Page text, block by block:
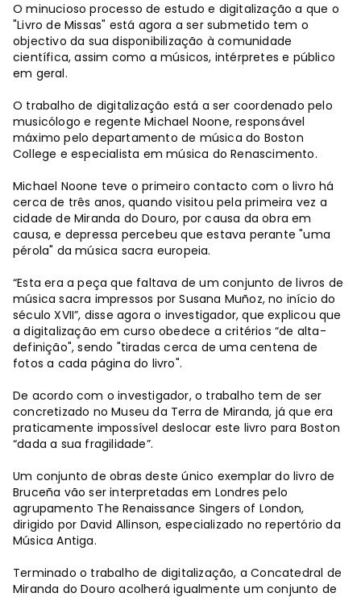
O minucioso processo de estudo e digitalização a que o
"Livro de Missas" está agora a ser submetido tem o
objectivo da sua disponibilização à comunidade
científica, assim como a músicos, intérpretes e público
em geral.
O trabalho de digitalização está a ser coordenado pelo
musicólogo e regente Michael Noone, responsável
máximo pelo departamento de música do Boston
College e especialista em música do Renascimento.
Michael Noone teve o primeiro contacto com o livro há
cerca de três anos, quando visitou pela primeira vez a
cidade de Miranda do Douro, por causa da obra em
causa, e depressa percebeu que estava perante "uma
pérola" da música sacra europeia.
“Esta era a peça que faltava de um conjunto de livros de
música sacra impressos por Susana Muñoz, no início do
século XVII”, disse agora o investigador, que explicou que
a digitalização em curso obedece a critérios “de alta-
definição", sendo "tiradas cerca de uma centena de
fotos a cada página do livro".
De acordo com o investigador, o trabalho tem de ser
concretizado no Museu da Terra de Miranda, já que era
praticamente impossível deslocar este livro para Boston
“dada a sua fragilidade”.
Um conjunto de obras deste único exemplar do livro de
Bruceña vão ser interpretadas em Londres pelo
agrupamento The Renaissance Singers of London,
dirigido por David Allinson, especializado no repertório da
Música Antiga.
Terminado o trabalho de digitalização, a Concatedral de
Miranda do Douro acolherá igualmente um conjunto de